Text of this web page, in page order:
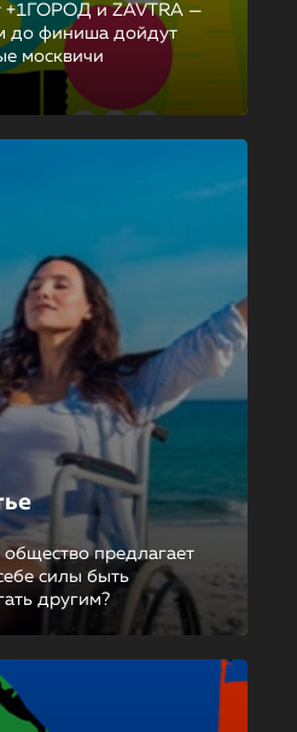
+1ГОРОД и ZAVTRA —
до финиша дойдут
москвичи
предлагает
силы быть
другим?